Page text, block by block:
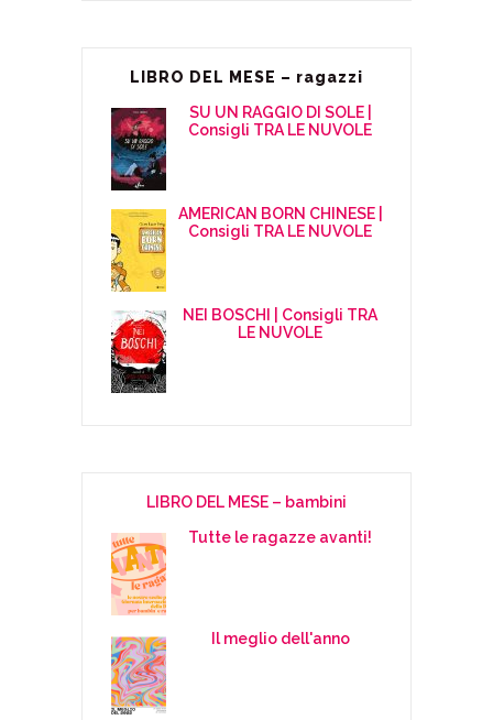
LIBRO DEL MESE – ragazzi
SU UN RAGGIO DI SOLE |
Consigli TRA LE NUVOLE
AMERICAN BORN CHINESE |
Consigli TRA LE NUVOLE
NEI BOSCHI | Consigli TRA
LE NUVOLE
LIBRO DEL MESE – bambini
Tutte le ragazze avanti!
Il meglio dell'anno